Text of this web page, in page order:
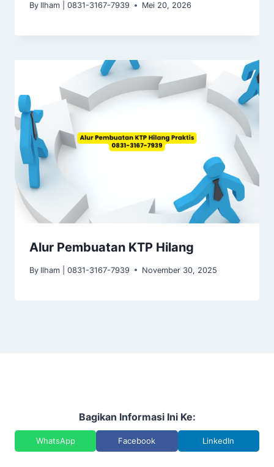
By Ilham | 0831-3167-7939 Mei 20, 2026
Alur Pembuatan KTP Hilang
By Ilham | 0831-3167-7939 November 30, 2025
Bagikan Informasi Ini Ke:
WhatsApp Facebook LinkedIn